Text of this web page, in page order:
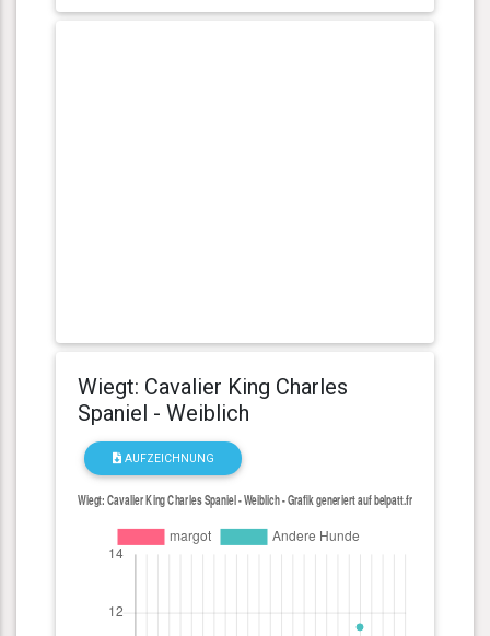
Wiegt: Cavalier King Charles
Spaniel - Weiblich
AUFZEICHNUNG